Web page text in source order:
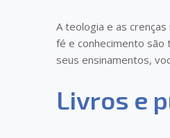
A teologia e as
fé e conhecimento são
seus ensinamentos,
Livros e